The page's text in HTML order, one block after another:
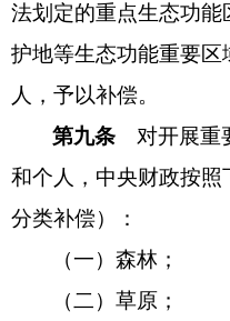
法划定的重点生态功
护地等生态功能重要
人，予以补偿。
第九条 对开展重
和个人，中央财政按
分类补偿）：
（一）森林；
（二）草原；